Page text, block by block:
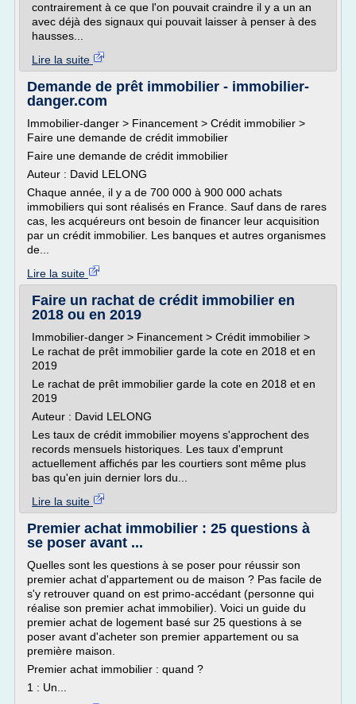
contrairement à ce que l'on pouvait craindre il y a un an
avec déjà des signaux qui pouvait laisser à penser à des
hausses...
Lire la suite
Demande de prêt immobilier - immobilier-
danger.com
Immobilier-danger > Financement > Crédit immobilier >
Faire une demande de crédit immobilier
Faire une demande de crédit immobilier
Auteur : David LELONG
Chaque année, il y a de 700 000 à 900 000 achats
immobiliers qui sont réalisés en France. Sauf dans de rares
cas, les acquéreurs ont besoin de financer leur acquisition
par un crédit immobilier. Les banques et autres organismes
de...
Lire la suite
Faire un rachat de crédit immobilier en
2018 ou en 2019
Immobilier-danger > Financement > Crédit immobilier >
Le rachat de prêt immobilier garde la cote en 2018 et en
2019
Le rachat de prêt immobilier garde la cote en 2018 et en
2019
Auteur : David LELONG
Les taux de crédit immobilier moyens s'approchent des
records mensuels historiques. Les taux d'emprunt
actuellement affichés par les courtiers sont même plus
bas qu'en juin dernier lors du...
Lire la suite
Premier achat immobilier : 25 questions à
se poser avant ...
Quelles sont les questions à se poser pour réussir son
premier achat d'appartement ou de maison ? Pas facile de
s'y retrouver quand on est primo-accédant (personne qui
réalise son premier achat immobilier). Voici un guide du
premier achat de logement basé sur 25 questions à se
poser avant d'acheter son premier appartement ou sa
première maison.
Premier achat immobilier : quand ?
1 : Un...